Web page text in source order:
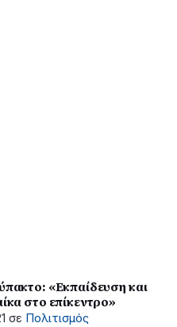
«Εκπαίδευση και
στο επίκεντρο»
σε Πολιτισμός